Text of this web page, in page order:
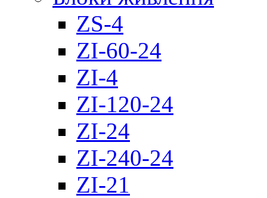
ZS-4
ZI-60-24
ZI-4
ZI-120-24
ZI-24
ZI-240-24
ZI-21